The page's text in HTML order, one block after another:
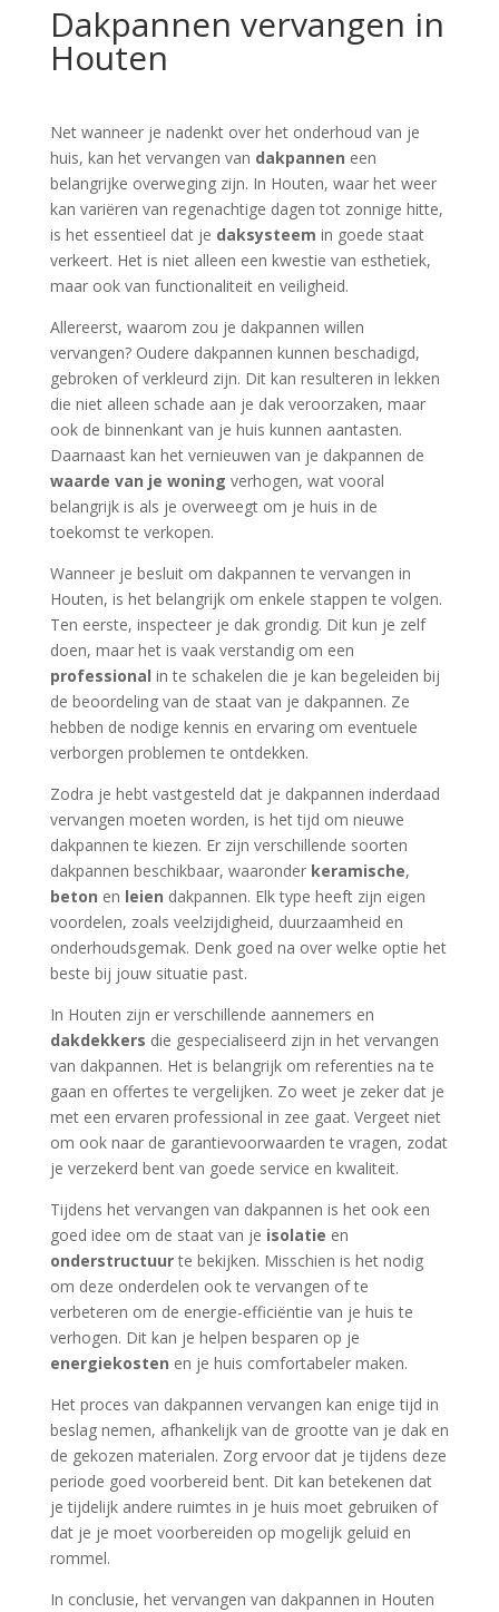
Dakpannen vervangen in
Houten
Net wanneer je nadenkt over het onderhoud van je
huis, kan het vervangen van dakpannen een
belangrijke overweging zijn. In Houten, waar het weer
kan variëren van regenachtige dagen tot zonnige hitte,
is het essentieel dat je daksysteem in goede staat
verkeert. Het is niet alleen een kwestie van esthetiek,
maar ook van functionaliteit en veiligheid.
Allereerst, waarom zou je dakpannen willen
vervangen? Oudere dakpannen kunnen beschadigd,
gebroken of verkleurd zijn. Dit kan resulteren in lekken
die niet alleen schade aan je dak veroorzaken, maar
ook de binnenkant van je huis kunnen aantasten.
Daarnaast kan het vernieuwen van je dakpannen de
waarde van je woning verhogen, wat vooral
belangrijk is als je overweegt om je huis in de
toekomst te verkopen.
Wanneer je besluit om dakpannen te vervangen in
Houten, is het belangrijk om enkele stappen te volgen.
Ten eerste, inspecteer je dak grondig. Dit kun je zelf
doen, maar het is vaak verstandig om een
professional in te schakelen die je kan begeleiden bij
de beoordeling van de staat van je dakpannen. Ze
hebben de nodige kennis en ervaring om eventuele
verborgen problemen te ontdekken.
Zodra je hebt vastgesteld dat je dakpannen inderdaad
vervangen moeten worden, is het tijd om nieuwe
dakpannen te kiezen. Er zijn verschillende soorten
dakpannen beschikbaar, waaronder keramische,
beton en leien dakpannen. Elk type heeft zijn eigen
voordelen, zoals veelzijdigheid, duurzaamheid en
onderhoudsgemak. Denk goed na over welke optie het
beste bij jouw situatie past.
In Houten zijn er verschillende aannemers en
dakdekkers die gespecialiseerd zijn in het vervangen
van dakpannen. Het is belangrijk om referenties na te
gaan en offertes te vergelijken. Zo weet je zeker dat je
met een ervaren professional in zee gaat. Vergeet niet
om ook naar de garantievoorwaarden te vragen, zodat
je verzekerd bent van goede service en kwaliteit.
Tijdens het vervangen van dakpannen is het ook een
goed idee om de staat van je isolatie en
onderstructuurte bekijken. Misschien is het nodig
om deze onderdelen ook te vervangen of te
verbeteren om de energie-efficiëntie van je huis te
verhogen. Dit kan je helpen besparen op je
energiekosten en je huis comfortabeler maken.
Het proces van dakpannen vervangen kan enige tijd in
beslag nemen, afhankelijk van de grootte van je dak en
de gekozen materialen. Zorg ervoor dat je tijdens deze
periode goed voorbereid bent. Dit kan betekenen dat
je tijdelijk andere ruimtes in je huis moet gebruiken of
dat je je moet voorbereiden op mogelijk geluid en
rommel.
In conclusie, het vervangen van dakpannen in Houten